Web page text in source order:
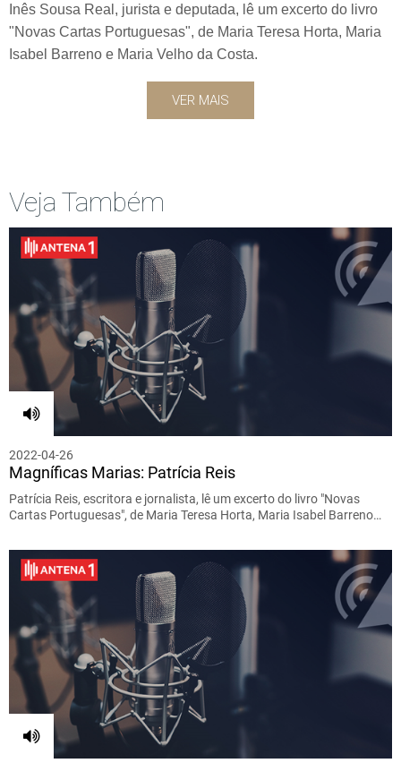
Inês Sousa Real, jurista e deputada, lê um excerto do livro
"Novas Cartas Portuguesas", de Maria Teresa Horta, Maria
Isabel Barreno e Maria Velho da Costa.
VER MAIS
Veja Também
2022-04-26
Magníficas Marias: Patrícia Reis
Patrícia Reis, escritora e jornalista, lê um excerto do livro "Novas
Cartas Portuguesas", de Maria Teresa Horta, Maria Isabel Barreno…